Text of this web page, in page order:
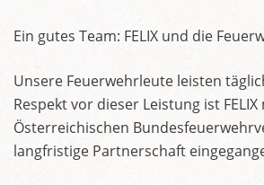
Ein gutes Team: FELIX und die
Unsere Feuerwehrleute leisten
Respekt vor dieser Leistung ist
Österreichischen
langfristige Partnerschaft